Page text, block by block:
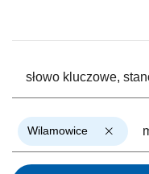
Wilamowice